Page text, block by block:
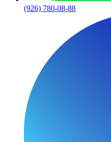
(926) 780-08-88